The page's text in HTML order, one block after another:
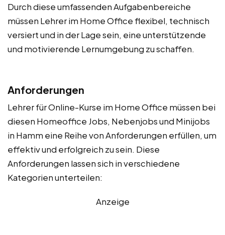
Durch diese umfassenden Aufgabenbereiche
müssen Lehrer im Home Office flexibel, technisch
versiert und in der Lage sein, eine unterstützende
und motivierende Lernumgebung zu schaffen.
Anforderungen
Lehrer für Online-Kurse im Home Office müssen bei
diesen Homeoffice Jobs, Nebenjobs und Minijobs
in Hamm eine Reihe von Anforderungen erfüllen, um
effektiv und erfolgreich zu sein. Diese
Anforderungen lassen sich in verschiedene
Kategorien unterteilen:
Anzeige